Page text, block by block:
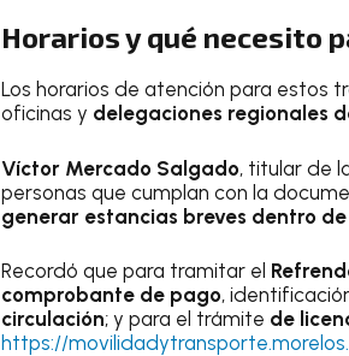
Horarios y qué necesito
Los horarios de atención para estos
oficinas y delegaciones regionales
Víctor Mercado Salgado, titular de
personas que cumplan con la
generar estancias breves dentro
Recordó que para tramitar el
comprobante de pago,
circulación; y para el trámite de
https://